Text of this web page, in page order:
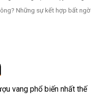
vang phổ biến nhất thế
Những sự kết hợp bất ngờ